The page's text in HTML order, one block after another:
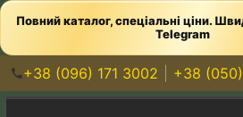
Перейти
Повний каталог, спеціальні ціни.
Telegram
+38 (096) 171 3002 +38